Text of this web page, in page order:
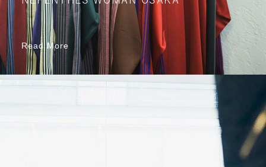
Read More
Read More